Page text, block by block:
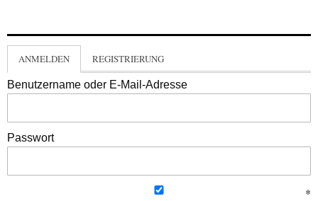
ANMELDEN REGISTRIERUNG
Benutzername oder E-Mail-Adresse
Passwort